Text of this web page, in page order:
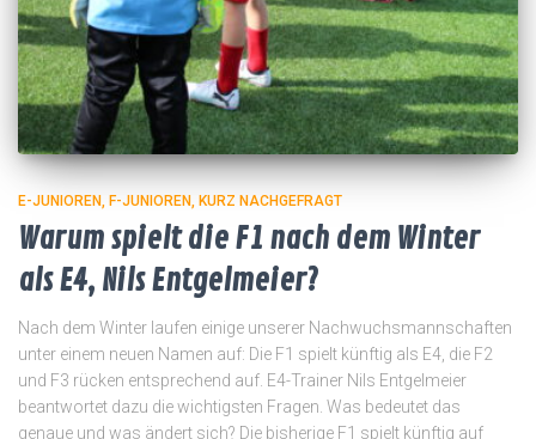
E-JUNIOREN F-JUNIOREN KURZ NACHGEFRAGT
Warum spielt die F1 nach dem Winter
als E4, Nils Entgelmeier?
Nach dem Winter laufen einige unserer Nachwuchsmannschaften
unter einem neuen Namen auf: Die F1 spielt künftig als E4, die F2
und F3 rücken entsprechend auf. E4-Trainer Nils Entgelmeier
beantwortet dazu die wichtigsten Fragen. Was bedeutet das
genaue und was ändert sich? Die bisherige F1 spielt künftig auf